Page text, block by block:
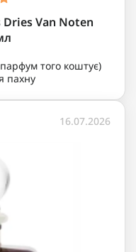
Van Noten
того коштує)
пахну
16.07.2026